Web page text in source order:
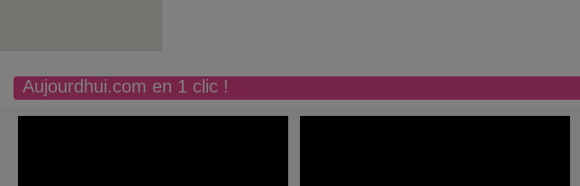
Aujourdhui.com en 1 clic !